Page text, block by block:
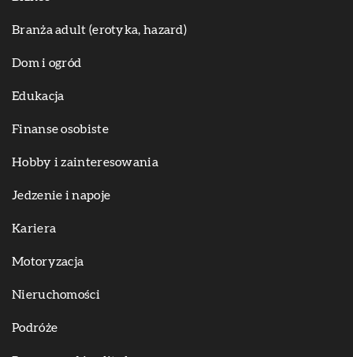
Branża adult (erotyka, hazard)
Dom i ogród
Edukacja
Finanse osobiste
Hobby i zainteresowania
Jedzenie i napoje
Kariera
Motoryzacja
Nieruchomości
Podróże